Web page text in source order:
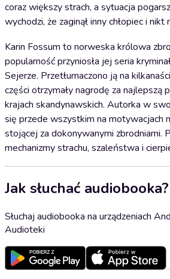
coraz większy strach, a sytuacja
wychodzi, że zaginął inny chłopiec i nikt
Karin Fossum to norweska królowa
popularność przyniosła jej seria
Sejerze. Przetłumaczono ją na
części otrzymały nagrodę za najlepszą
krajach skandynawskich. Autorka w
się przede wszystkim na motywacjach
stojącej za dokonywanymi zbrodniami.
mechanizmy strachu, szaleństwa i
Jak słuchać audiobooka?
Słuchaj audiobooka na urządzeniach
Audioteki